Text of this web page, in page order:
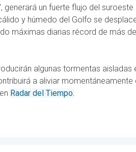
generará un fuerte flujo del
y húmedo del Golfo se
máximas diarias récord de más
algunas tormentas
a aliviar
Radar del Tiempo.